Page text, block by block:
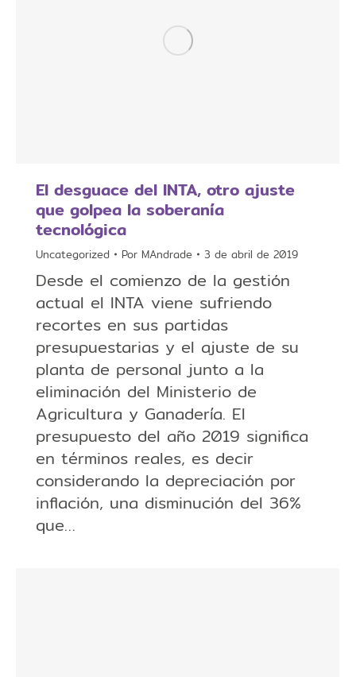
El desguace del INTA, otro ajuste
que golpea la soberanía
tecnológica
Uncategorized Por MAndrade 3 de abril de 2019
Desde el comienzo de la gestión
actual el INTA viene sufriendo
recortes en sus partidas
presupuestarias y el ajuste de su
planta de personal junto a la
eliminación del Ministerio de
Agricultura y Ganadería. El
presupuesto del año 2019 significa
en términos reales, es decir
considerando la depreciación por
inflación, una disminución del 36%
que…